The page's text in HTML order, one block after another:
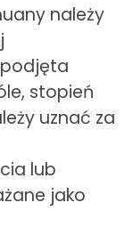
należy
stopień
uznać za
lub
jako